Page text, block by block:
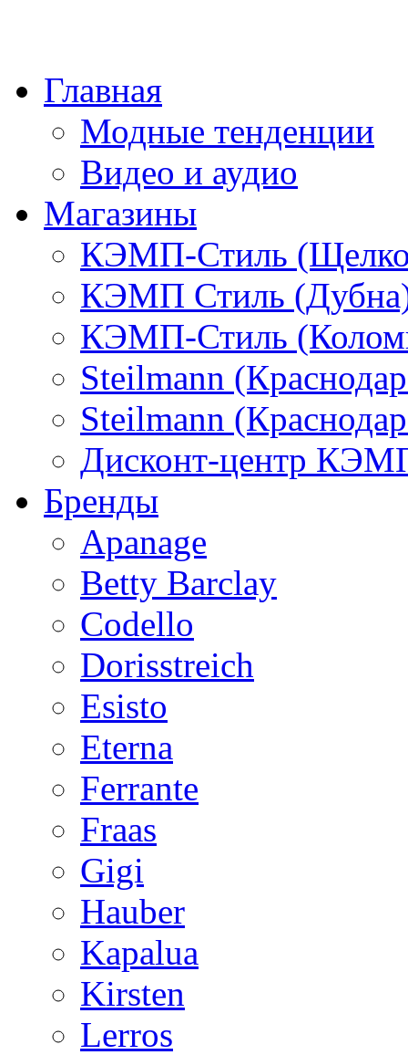
Главная
Модные тенденции
Видео и аудио
Магазины
КЭМП-Стиль
КЭМП Стиль
КЭМП-Стиль
Steilmann
Steilmann
Дисконт-центр
Бренды
Apanage
Betty Barclay
Codello
Dorisstreich
Esisto
Eterna
Ferrante
Fraas
Gigi
Hauber
Kapalua
Kirsten
Lerros